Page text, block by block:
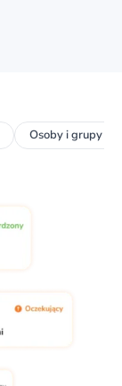
Osoby i grupy